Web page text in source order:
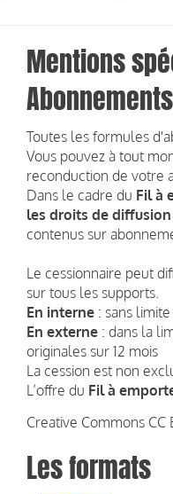
Mentions
Abonnements
Toutes les formules
Vous pouvez à tout
reconduction de votre
Dans le cadre du Fil à
les droits de
contenus sur
Le cessionnaire peut
sur tous les supports.
En interne : sans
En externe : dans la
originales sur 12 mois
La cession est non
L’offre du Fil à
Creative Commons CC
Les formats